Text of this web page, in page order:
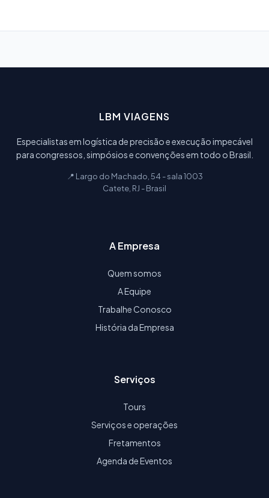
LBM VIAGENS
Especialistas em logística de precisão e execução impecável
para congressos, simpósios e convenções em todo o Brasil.
📍 Largo do Machado, 54 - sala 1003
Catete, RJ - Brasil
A Empresa
Quem somos
A Equipe
Trabalhe Conosco
História da Empresa
Serviços
Tours
Serviços e operações
Fretamentos
Agenda de Eventos